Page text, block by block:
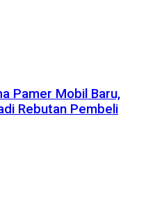
Pamer Mobil Baru,
Rebutan Pembeli